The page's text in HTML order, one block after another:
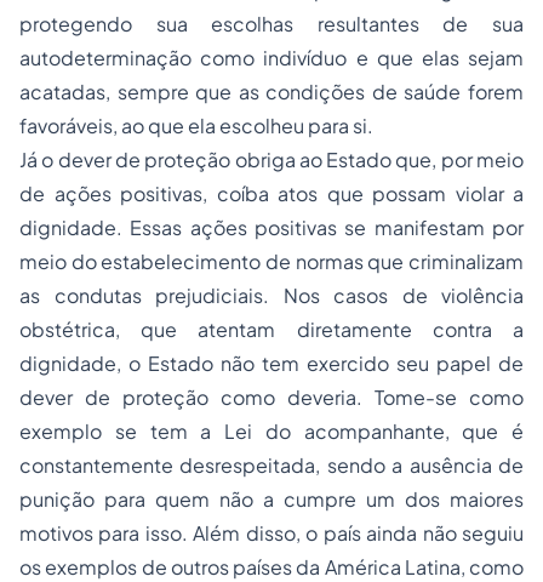
protegendo sua escolhas resultantes de sua
autodeterminação como indivíduo e que elas sejam
acatadas, sempre que as condições de saúde forem
favoráveis, ao que ela escolheu para si.
Já o dever de proteção obriga ao Estado que, por meio
de ações positivas, coíba atos que possam violar a
dignidade. Essas ações positivas se manifestam por
meio do estabelecimento de normas que criminalizam
as condutas prejudiciais. Nos casos de violência
obstétrica, que atentam diretamente contra a
dignidade, o Estado não tem exercido seu papel de
dever de proteção como deveria. Tome-se como
exemplo se tem a Lei do acompanhante, que é
constantemente desrespeitada, sendo a ausência de
punição para quem não a cumpre um dos maiores
motivos para isso. Além disso, o país ainda não seguiu
os exemplos de outros países da América Latina, como